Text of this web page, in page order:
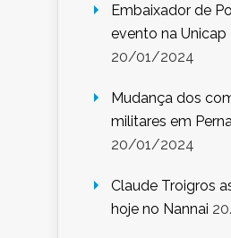
Embaixador de
evento na Unicap
20/01/2024
Mudança dos
militares em
20/01/2024
Claude Troigros
hoje no Nannai